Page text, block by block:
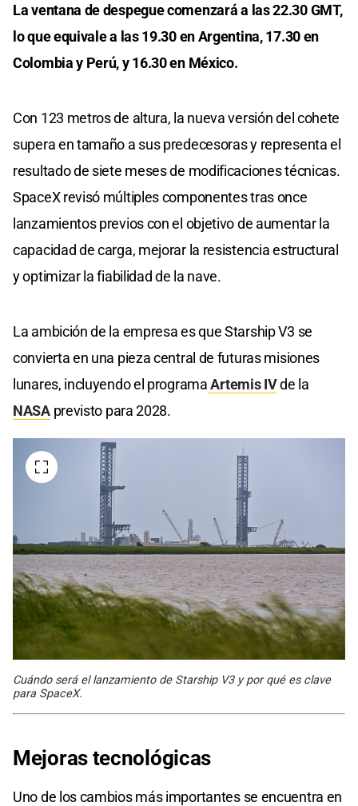
La ventana de despegue comenzará a las 22.30 GMT,
lo que equivale a las 19.30 en Argentina, 17.30 en
Colombia y Perú, y 16.30 en México.
Con 123 metros de altura, la nueva versión del cohete
supera en tamaño a sus predecesoras y representa el
resultado de siete meses de modificaciones técnicas.
SpaceX revisó múltiples componentes tras once
lanzamientos previos con el objetivo de aumentar la
capacidad de carga, mejorar la resistencia estructural
y optimizar la fiabilidad de la nave.
La ambición de la empresa es que Starship V3 se
convierta en una pieza central de futuras misiones
lunares, incluyendo el programaArtemis IVde la
NASAprevisto para 2028.
Cuándo será el lanzamiento de Starship V3 y por qué es clave
para SpaceX.
Mejoras tecnológicas
Uno de los cambios más importantes se encuentra en